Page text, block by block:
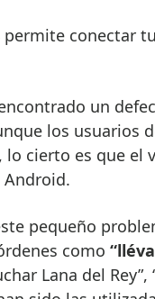
permite conectar
un
los usuarios
lo cierto es que el
pequeño
como
Lana del